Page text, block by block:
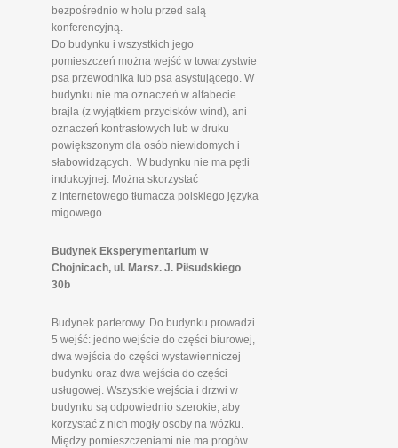
bezpośrednio w holu przed salą
konferencyjną.
Do budynku i wszystkich jego
pomieszczeń można wejść w towarzystwie
psa przewodnika lub psa asystującego. W
budynku nie ma oznaczeń w alfabecie
brajla (z wyjątkiem przycisków wind), ani
oznaczeń kontrastowych lub w druku
powiększonym dla osób niewidomych i
słabowidzących. W budynku nie ma pętli
indukcyjnej. Można skorzystać
z internetowego tłumacza polskiego języka
migowego.
Budynek Eksperymentarium w
Chojnicach, ul. Marsz. J. Piłsudskiego
30b
Budynek parterowy. Do budynku prowadzi
5 wejść: jedno wejście do części biurowej,
dwa wejścia do części wystawienniczej
budynku oraz dwa wejścia do części
usługowej. Wszystkie wejścia i drzwi w
budynku są odpowiednio szerokie, aby
korzystać z nich mogły osoby na wózku.
Między pomieszczeniami nie ma progów